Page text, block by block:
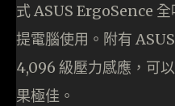
式 ASUS ErgoSence
提電腦使用。附有
4,096 級壓力感應，可
果極佳。